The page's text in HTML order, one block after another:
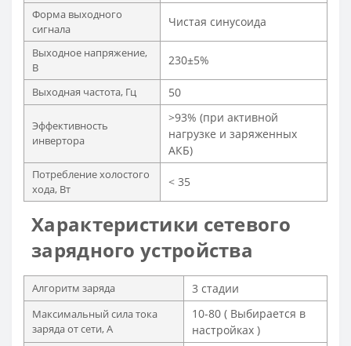
Форма выходного
сигнала
Чистая синусоида
Выходное напряжение,
В
230±5%
Выходная частота, Гц 50
Эффективность
инвертора
>93% (при активной
нагрузке и заряженных
АКБ)
Потребление холостого
хода, Вт
< 35
Характеристики сетевого
зарядного устройства
Алгоритм заряда 3 стадии
Максимальный сила тока
заряда от сети, А
10-80 ( Выбирается в
настройках )